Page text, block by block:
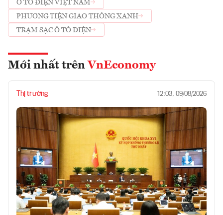
Ô TÔ ĐIỆN VIỆT NAM
PHƯƠNG TIỆN GIAO THÔNG XANH
TRẠM SẠC Ô TÔ ĐIỆN
Mới nhất trên VnEconomy
Thị trường 12:03, 09/08/2026